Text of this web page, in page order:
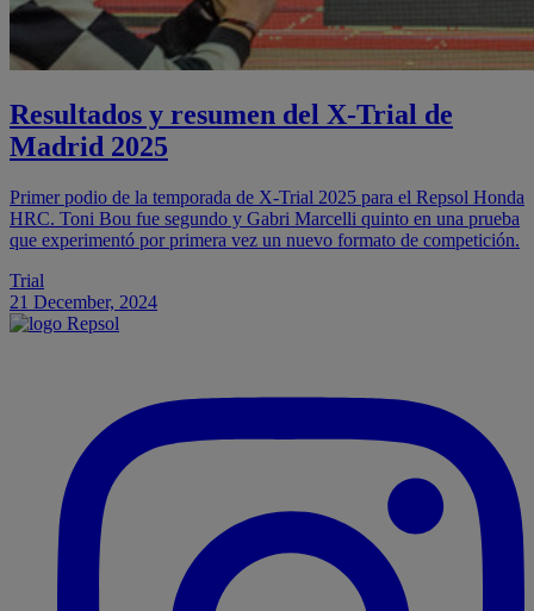
Resultados y resumen del X-Trial de
Madrid 2025
Primer podio de la temporada de X-Trial 2025 para el Repsol Honda
HRC. Toni Bou fue segundo y Gabri Marcelli quinto en una prueba
que experimentó por primera vez un nuevo formato de competición.
Trial
21 December, 2024